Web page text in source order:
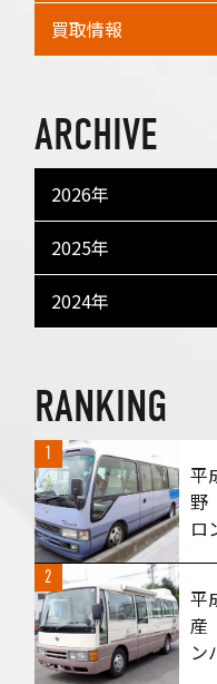
買取情報
ARCHIVE
2026年
2025年
2024年
RANKING
1
平
ロ
し
2
平
産
ン